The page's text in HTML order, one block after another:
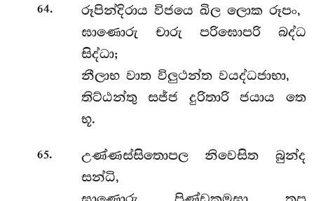
64.
රූපින්දිරාය විජයෙ ඛිල ලොක රූපං,
ඝාණොරු චාරු පරිඝොපරි බද්ධ
සිද්ධා;
නීලාභ වාත විලුථන්ත වයද්ධජාභා,
තිට්ඨන්තු සජ්ජ දුරිතාරි ජයාය තෙ
භූ.
65.
උණ්ණස්සිතොපල නිවෙසිත බුන්ද
සන්ධි,